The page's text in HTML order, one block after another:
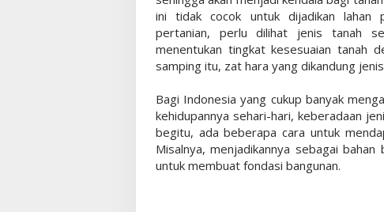
ini tidak cocok untuk dijadikan lahan
pertanian, perlu dilihat jenis tanah
menentukan tingkat kesesuaian tanah
samping itu, zat hara yang dikandung
Bagi Indonesia yang cukup banyak
kehidupannya sehari-hari, keberadaan
begitu, ada beberapa cara untuk
Misalnya, menjadikannya sebagai
untuk membuat fondasi bangunan.